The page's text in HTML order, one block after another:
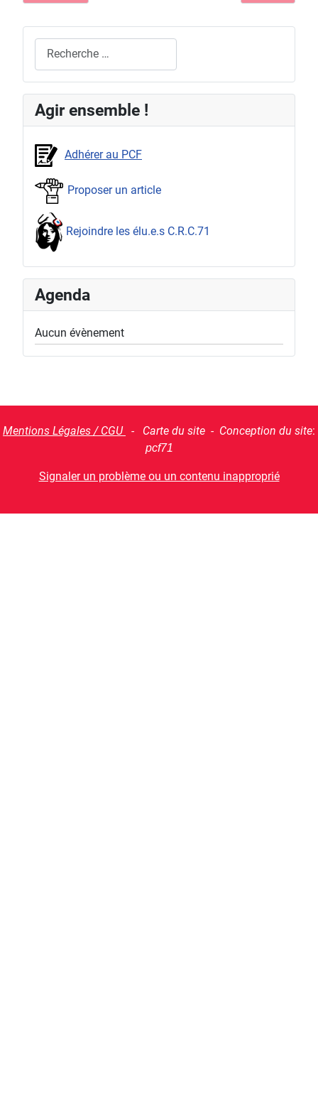
Agir ensemble !
Adhérer au PCF
Proposer un article
Rejoindre les élu.e.s C.R.C.71
Agenda
Aucun évènement
Mentions Légales / CGU - Carte du site - Conception du site:
pcf71
Signaler un problème ou un contenu inapproprié